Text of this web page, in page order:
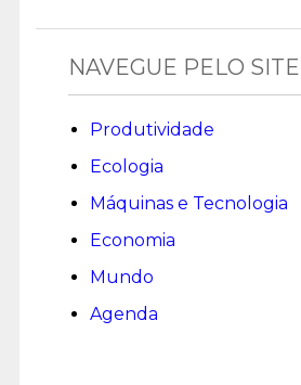
NAVEGUE PELO SITE
Produtividade
Ecologia
Máquinas e Tecnologia
Economia
Mundo
Agenda